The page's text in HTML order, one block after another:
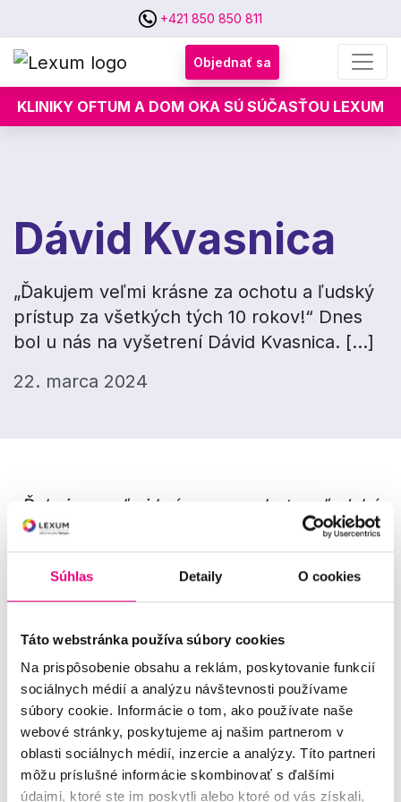
Súhlas Detaily O cookies
Táto webstránka používa súbory cookies
Na prispôsobenie obsahu a reklám, poskytovanie funkcií
sociálnych médií a analýzu návštevnosti používame
súbory cookie. Informácie o tom, ako používate naše
webové stránky, poskytujeme aj našim partnerom v
oblasti sociálnych médií, inzercie a analýzy. Títo partneri
môžu príslušné informácie skombinovať s ďalšími
údajmi, ktoré ste im poskytli alebo ktoré od vás získali,
+421 850 850 811
Objednať sa
KLINIKY OFTUM A DOM OKA SÚ SÚČASŤOU LEXUM
Dávid Kvasnica
„Ďakujem veľmi krásne za ochotu a ľudský
prístup za všetkých tých 10 rokov!“ Dnes
bol u nás na vyšetrení Dávid Kvasnica. […]
22. marca 2024
„Ďakujem veľmi krásne za ochotu a ľudský
prístup za všetkých tých 10 rokov!“Dnes
bol u nás na vyšetrení Dávid Kvasnica. Z
malého 11 ročného chlapca, ktorý k nám
vyrástol riadny chlap. S našou vedúcou
sestrou Líviou si na všetky tie roky
spoločne zaspomínali a odfotili sa na
pamiatku i spolu s pani doktorkou Karin
Korytkovou, ktorá dnešné vyšetrenie
vykonávala. Na náš facebook nám potom